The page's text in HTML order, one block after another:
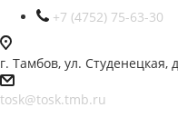
+7 (4752) 75-63-30
г. Тамбов, ул. Студенецкая,
tosk@tosk.tmb.ru